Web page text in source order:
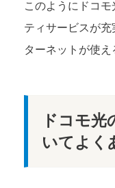
このようにドコ
ティサービスが
ターネットが使え
ドコモ
いてよく